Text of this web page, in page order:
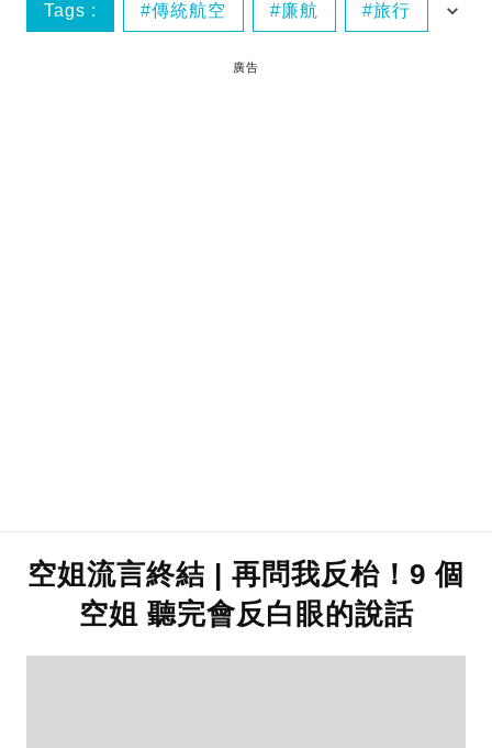
Tags : 傳統航空 廉航 旅行
廣告
空姐流言終結 | 再問我反枱！9 個
空姐 聽完會反白眼的說話